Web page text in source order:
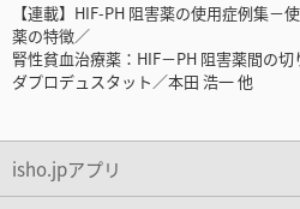
【連載】HIF-PH 阻害薬の使用症例集－
薬の特徴／
腎性貧血治療薬：HIF－PH 阻害薬間の
ダプロデュスタット／本田 浩一 他
isho.jpアプリ